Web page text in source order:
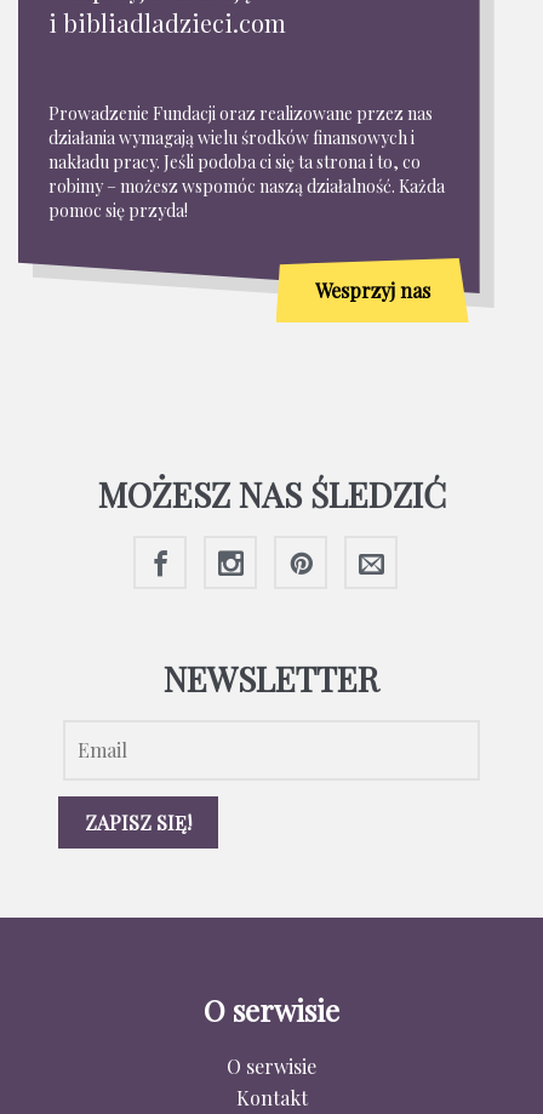
i bibliadladzieci.com
Prowadzenie Fundacji oraz realizowane przez nas
działania wymagają wielu środków finansowych i
nakładu pracy. Jeśli podoba ci się ta strona i to, co
robimy – możesz wspomóc naszą działalność. Każda
pomoc się przyda!
Wesprzyj nas
MOŻESZ NAS ŚLEDZIĆ
NEWSLETTER
O serwisie
O serwisie
Kontakt